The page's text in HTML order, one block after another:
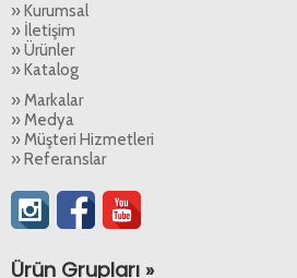
» Kurumsal
» İletişim
» Ürünler
» Katalog
» Markalar
» Medya
» Müşteri Hizmetleri
» Referanslar
Ürün Grupları »